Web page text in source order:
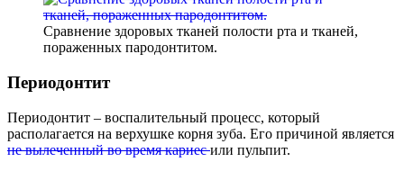
Сравнение здоровых тканей полости рта и тканей,
пораженных пародонтитом.
Периодонтит
Периодонтит – воспалительный процесс, который
располагается на верхушке корня зуба. Его причиной является
не вылеченный во время кариесили пульпит.